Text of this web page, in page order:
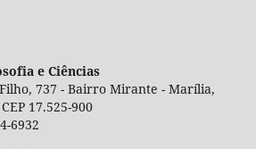
e Ciências
737 - Bairro Mirante - Marília,
17.525-900
6932